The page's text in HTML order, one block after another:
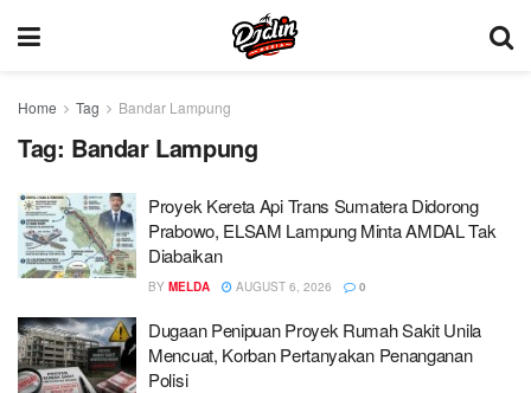
Home Tag Bandar Lampung
Tag: Bandar Lampung
Proyek Kereta Api Trans Sumatera Didorong
Prabowo, ELSAM Lampung Minta AMDAL Tak
Diabaikan
BY MELDA AUGUST 6, 2026 0
Dugaan Penipuan Proyek Rumah Sakit Unila
Mencuat, Korban Pertanyakan Penanganan
Polisi